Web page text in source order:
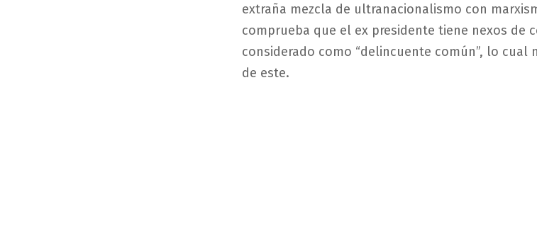
extraña mezcla de ultranacionalismo con
comprueba que el ex presidente tiene nexos de
considerado como “delincuente común”, lo cual
de este.